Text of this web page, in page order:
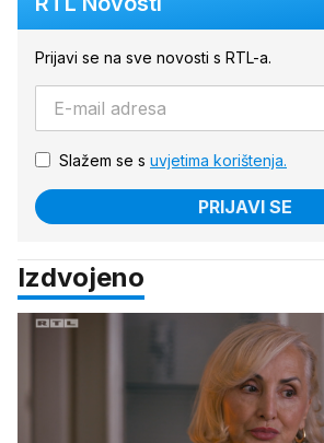
Prijavi se na sve novosti s RTL-a.
Slažem se s uvjetima korištenja.
PRIJAVI SE
Izdvojeno